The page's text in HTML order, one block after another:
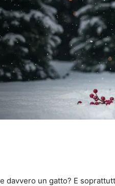
davvero un gatto? E